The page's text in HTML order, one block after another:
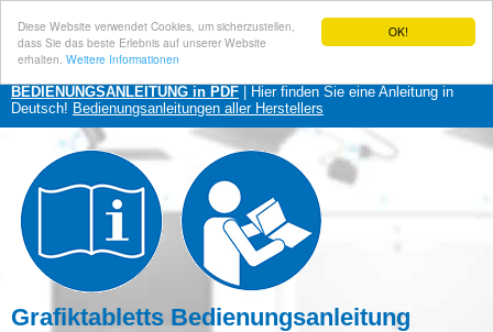
OK!
Diese Website verwendet Cookies, um sicherzustellen,
dass Sie das beste Erlebnis auf unserer Website
erhalten. Weitere Informationen
BEDIENUNGSANLEITUNG in PDF | Hier finden Sie eine Anleitung in
Deutsch! Bedienungsanleitungen aller Herstellers
Grafiktabletts Bedienungsanleitung